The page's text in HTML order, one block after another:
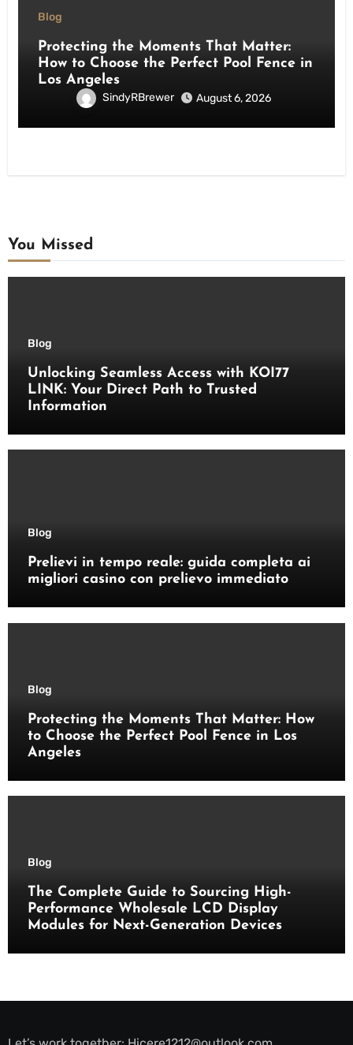
Blog
Protecting the Moments That Matter:
How to Choose the Perfect Pool Fence in
Los Angeles
SindyRBrewer August 6, 2026
You Missed
Blog
Unlocking Seamless Access with KOI77
LINK: Your Direct Path to Trusted
Information
Blog
Prelievi in tempo reale: guida completa ai
migliori casino con prelievo immediato
Blog
Protecting the Moments That Matter: How
to Choose the Perfect Pool Fence in Los
Angeles
Blog
The Complete Guide to Sourcing High-
Performance Wholesale LCD Display
Modules for Next-Generation Devices